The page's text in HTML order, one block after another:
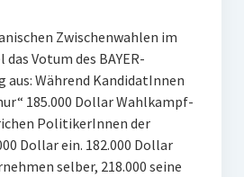
Zwischenwahlen im
Votum des BAYER-
aus: Während KandidatInnen
185.000 Dollar Wahlkampf-
PolitikerInnen der
Dollar ein. 182.000 Dollar
selber, 218.000 seine